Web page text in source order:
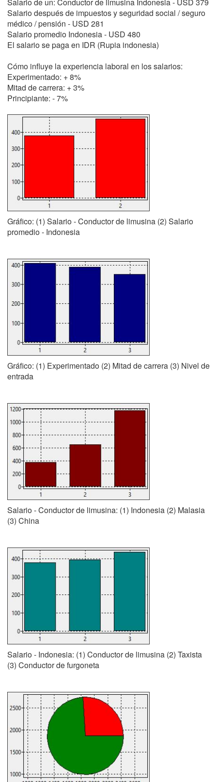
Salario después de impuestos y seguridad social / seguro
médico / pensión - USD 281
Salario promedio Indonesia - USD 480
El salario se paga en IDR (Rupia indonesia)
Cómo influye la experiencia laboral en los salarios:
Experimentado: + 8%
Mitad de carrera: + 3%
Principiante: - 7%
Gráfico: (1) Salario - Conductor de limusina (2) Salario
promedio - Indonesia
Gráfico: (1) Experimentado (2) Mitad de carrera (3) Nivel de
entrada
Salario - Conductor de limusina: (1) Indonesia (2) Malasia
(3) China
Salario - Indonesia: (1) Conductor de limusina (2) Taxista
(3) Conductor de furgoneta